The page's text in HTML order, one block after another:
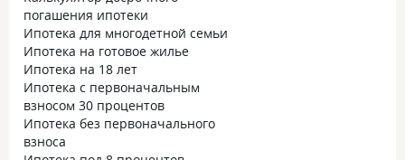
погашения ипотеки
Ипотека для многодетной семьи
Ипотека на готовое жилье
Ипотека на 18 лет
Ипотека с первоначальным
взносом 30 процентов
Ипотека без первоначального
взноса